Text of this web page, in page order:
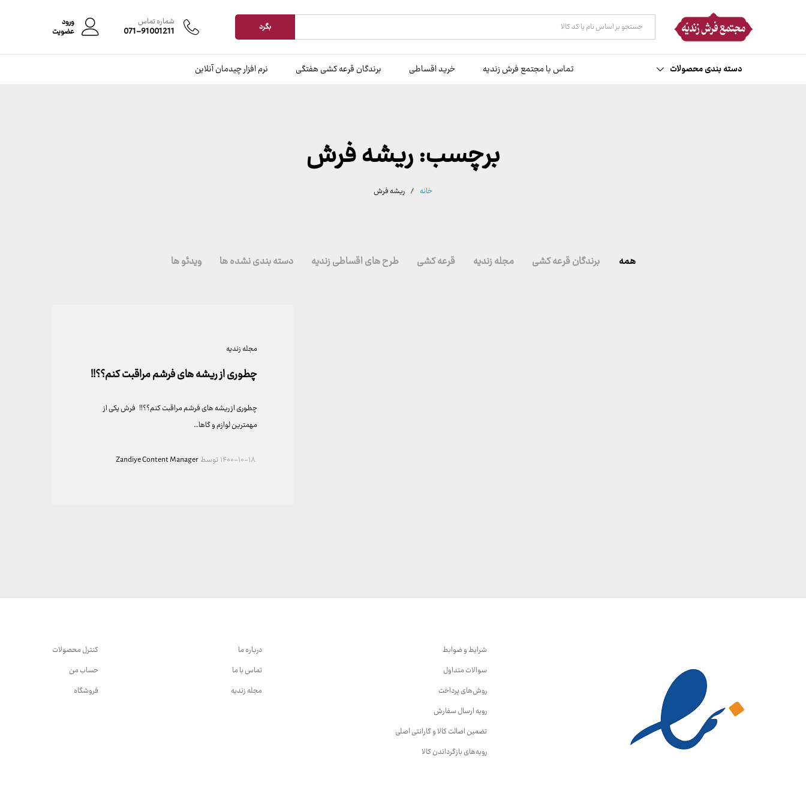
همه دسته ها بگرد شماره تماس
071-91001211
ورود
عضویت
دسته بندی محصولات تماس با مجتمع فرش زندیه خرید اقساطی برندگان قرعه کشی هفتگی نرم افزار چیدمان آنلاین
برچسب:ریشه فرش
خانه / ریشه فرش
همه برندگان قرعه کشی مجله زندیه قرعه کشی طرح های اقساطی زندیه دسته بندی نشده ها ویدئو ها
مجله زندیه
چطوری از ریشه های فرشم مراقبت کنم؟؟!!
چطوری از ریشه های فرشم مراقبت کنم؟؟!! فرش یکی از
مهمترین لوازم و گاها…
۱۴۰۰-۱۰-۱۸توسطZandiye Content Manager
شرایط و ضوابط
سوالات متداول
روش‌های پرداخت
رویه ارسال سفارش
تضمین اصالت کالا و گارانتی اصلی
رویه‌های بازگرداندن کالا
درباره ما
تماس با ما
مجله زندیه
کنترل محصولات
حساب من
فروشگاه